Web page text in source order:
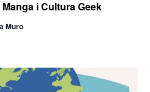
i Cultura Geek
Muro